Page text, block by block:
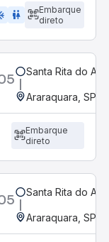
wc
Embarque
direto
Santa Rita do
Araraquara, SP -
Embarque
direto
Santa Rita do
Araraquara, SP -